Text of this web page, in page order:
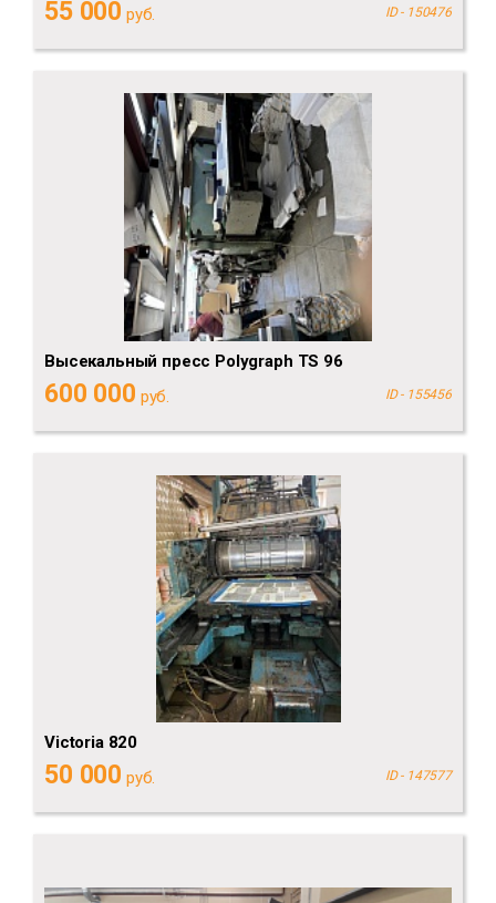
55 000 руб. ID - 150476
Высекальный пресс Polygraph TS 96
600 000 руб. ID - 155456
Victoria 820
50 000 руб. ID - 147577